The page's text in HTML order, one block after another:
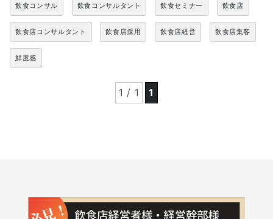
飲食コンサル 飲食コンサルタント 飲食セミナー 飲食店
飲食店コンサルタント 飲食店採用 飲食店経営 飲食店集客
鮮度感
1 / 1 1